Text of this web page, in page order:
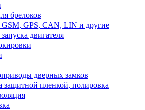
брелоков
GPS, CAN, LIN и другие
двигателя
дверных замков
защитной пленкой, полировка